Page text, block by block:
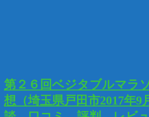
第２６回ベジタブルマラ
想（埼玉県戸田市2017年9